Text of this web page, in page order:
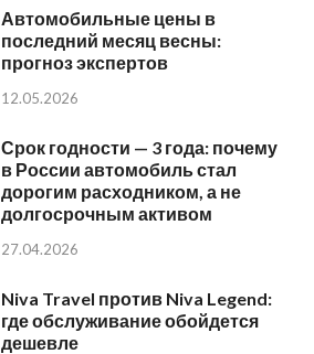
Автомобильные цены в
последний месяц весны:
прогноз экспертов
12.05.2026
Срок годности — 3 года: почему
в России автомобиль стал
дорогим расходником, а не
долгосрочным активом
27.04.2026
Niva Travel против Niva Legend:
где обслуживание обойдется
дешевле